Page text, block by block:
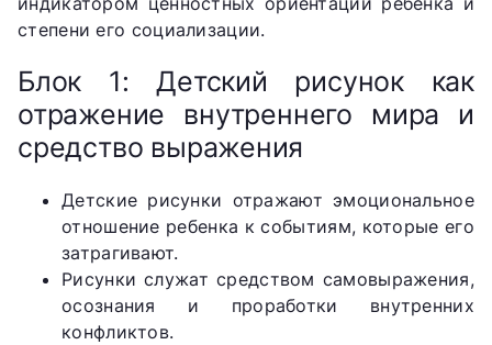
степени его социализации.
Блок 1: Детский рисунок как
отражение внутреннего мира и
средство выражения
Детские рисунки отражают эмоциональное
отношение ребенка к событиям, которые его
затрагивают.
Рисунки служат средством самовыражения,
осознания и проработки внутренних
конфликтов.